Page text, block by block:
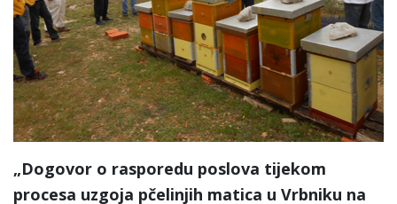
„Dogovor o rasporedu poslova tijekom
procesa uzgoja pčelinjih matica u Vrbniku na